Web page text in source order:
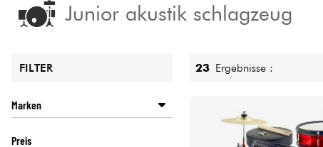
Violinen & Quartett
Junior akustik schlagzeug
FILTER
Marken
Preis
23 Ergebnisse :